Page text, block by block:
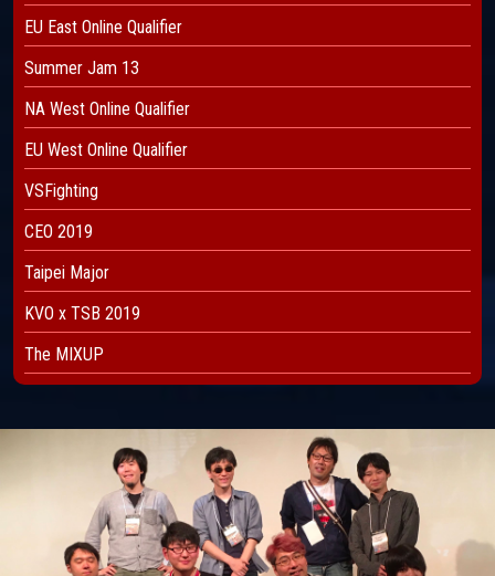
EU East Online Qualifier
Summer Jam 13
NA West Online Qualifier
EU West Online Qualifier
VSFighting
CEO 2019
Taipei Major
KVO x TSB 2019
The MIXUP